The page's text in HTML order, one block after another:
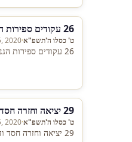
26 עקודים ספירות הגנוזות יציאה וחזרה וק ויסוד
ט' כסלו ה'תשפ"א·
2020
26 עקודים ספירות הגנוזות יציאה וחזרה וק ויסוד
29 יציאה וחזרה חסד ודין
ט' כסלו ה'תשפ"א·
2020
29 יציאה וחזרה חסד ודין